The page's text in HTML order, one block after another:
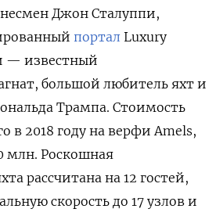
Джон Сталуппи,
портал Luxury
— известный
большой любитель яхт и
Трампа. Стоимость
в 2018 году на верфи Amels,
млн. Роскошная
рассчитана на 12 гостей,
скорость до 17 узлов и